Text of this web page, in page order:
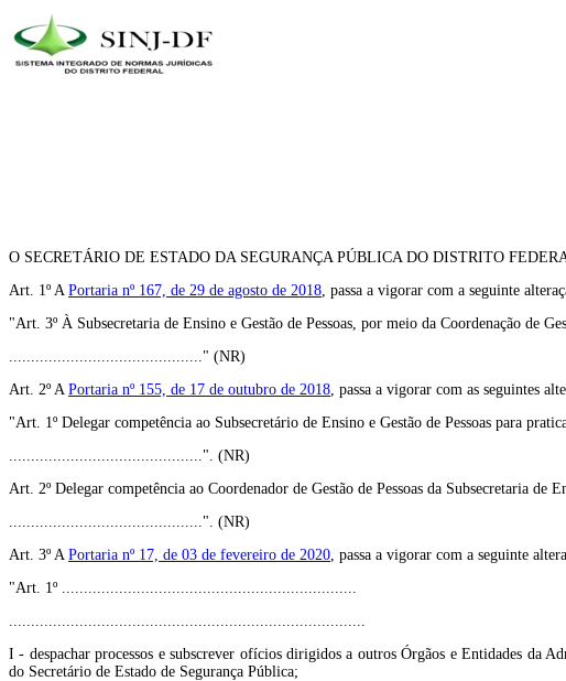
O SECRETÁRIO DE ESTADO DA SEGURANÇA PÚBLICA DO DISTRITO
Art. 1º A Portaria nº 167, de 29 de agosto de 2018, passa a vigorar com a seguinte
"Art. 3º À Subsecretaria de Ensino e Gestão de Pessoas, por meio da Coordenação de
............................................" (NR)
Art. 2º A Portaria nº 155, de 17 de outubro de 2018, passa a vigorar com as seguintes
"Art. 1º Delegar competência ao Subsecretário de Ensino e Gestão de Pessoas para
............................................". (NR)
Art. 2º Delegar competência ao Coordenador de Gestão de Pessoas da Subsecretaria de
............................................". (NR)
Art. 3º A Portaria nº 17, de 03 de fevereiro de 2020, passa a vigorar com a seguinte
"Art. 1º ...................................................................
.................................................................................
I - despachar processos e subscrever ofícios dirigidos a outros Órgãos e Entidades da
do Secretário de Estado de Segurança Pública;